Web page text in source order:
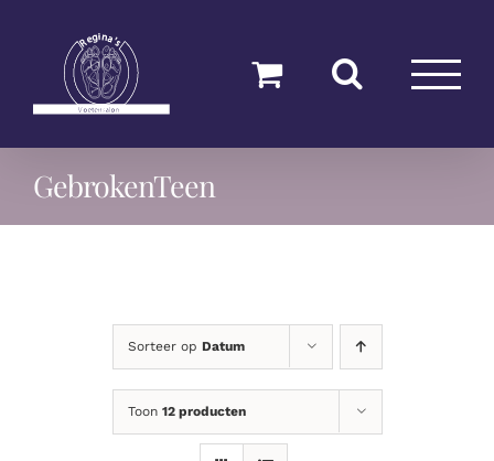
GebrokenTeen
Sorteer op Datum
Toon 12 producten